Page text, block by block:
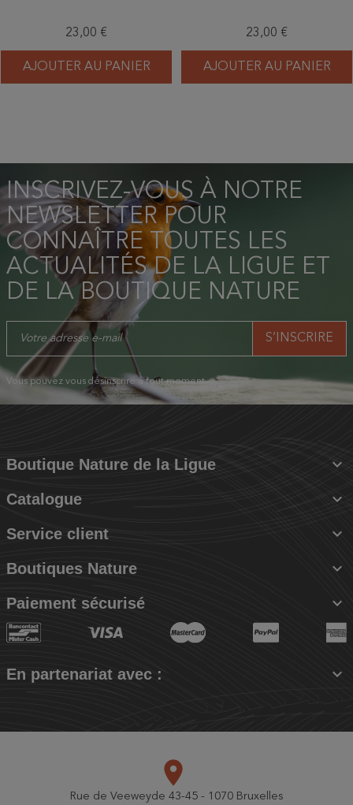
23,00 €
AJOUTER AU PANIER
23,00 €
AJOUTER AU PANIER
INSCRIVEZ-VOUS À NOTRE
NEWSLETTER POUR
CONNAÎTRE TOUTES LES
ACTUALITÉS DE LA LIGUE ET
DE LA BOUTIQUE NATURE
Vous pouvez vous désinscrire à tout moment.
Boutique Nature de la Ligue 
Catalogue 
Service client 
Boutiques Nature 
Paiement sécurisé 
En partenariat avec : 
place
Rue de Veeweyde 43-45 - 1070 Bruxelles